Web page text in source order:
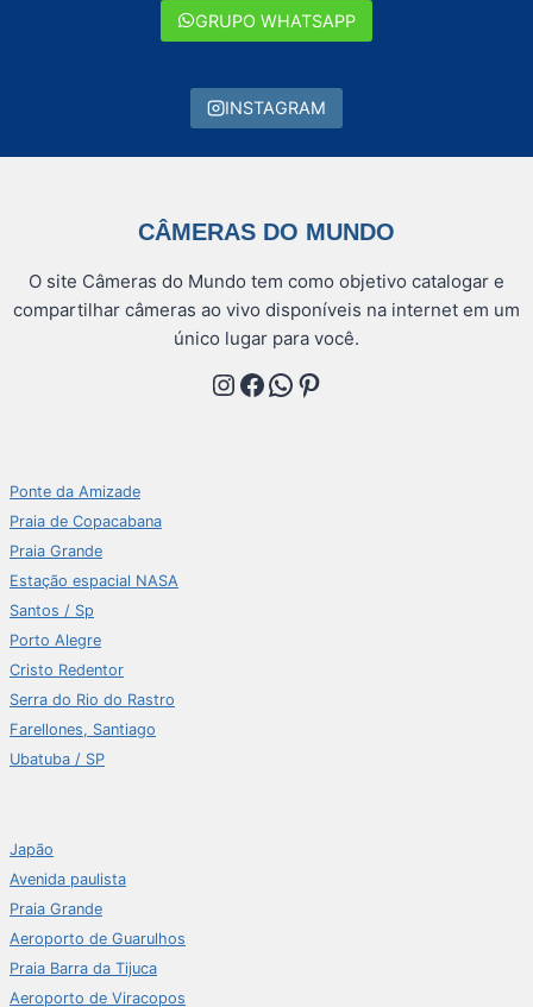
GRUPO WHATSAPP
INSTAGRAM
CÂMERAS DO MUNDO
O site Câmeras do Mundo tem como objetivo catalogar e
compartilhar câmeras ao vivo disponíveis na internet em um
único lugar para você.
Instagram
Facebook
WhatsApp
Pinterest
Ponte da Amizade
Praia de Copacabana
Praia Grande
Estação espacial NASA
Santos / Sp
Porto Alegre
Cristo Redentor
Serra do Rio do Rastro
Farellones, Santiago
Ubatuba / SP
Japão
Avenida paulista
Praia Grande
Aeroporto de Guarulhos
Praia Barra da Tijuca
Aeroporto de Viracopos